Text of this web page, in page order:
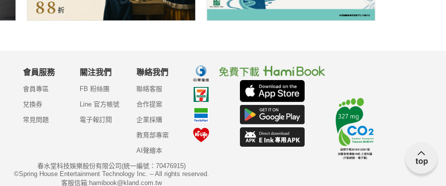
會員服務
會員專區
兌換券
常見問題
關注我們
FB 粉絲團
Line 官方帳號
電子報訂閱
聯絡我們
聯絡客服
合作提案
企業採購
教育部專案
AI聲繪本
春水堂科技娛樂股份有限公司(統一編號：70476915)
©Spring House Entertainment Technology Inc. – All rights reserved.
客服信箱:hamibook@kland.com.tw